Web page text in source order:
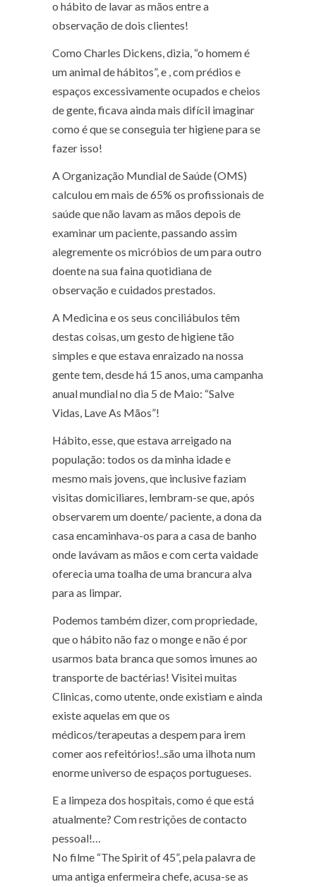
o hábito de lavar as mãos entre a
observação de dois clientes!
Como Charles Dickens, dizia, “o homem é
um animal de hábitos”, e , com prédios e
espaços excessivamente ocupados e cheios
de gente, ficava ainda mais difícil imaginar
como é que se conseguia ter higiene para se
fazer isso!
A Organização Mundial de Saúde (OMS)
calculou em mais de 65% os profissionais de
saúde que não lavam as mãos depois de
examinar um paciente, passando assim
alegremente os micróbios de um para outro
doente na sua faina quotidiana de
observação e cuidados prestados.
A Medicina e os seus conciliábulos têm
destas coisas, um gesto de higiene tão
simples e que estava enraizado na nossa
gente tem, desde há 15 anos, uma campanha
anual mundial no dia 5 de Maio: “Salve
Vidas, Lave As Mãos”!
Hábito, esse, que estava arreigado na
população: todos os da minha idade e
mesmo mais jovens, que inclusive faziam
visitas domiciliares, lembram-se que, após
observarem um doente/ paciente, a dona da
casa encaminhava-os para a casa de banho
onde lavávam as mãos e com certa vaidade
oferecia uma toalha de uma brancura alva
para as limpar.
Podemos também dizer, com propriedade,
que o hábito não faz o monge e não é por
usarmos bata branca que somos imunes ao
transporte de bactérias! Visitei muitas
Clinicas, como utente, onde existiam e ainda
existe aquelas em que os
médicos/terapeutas a despem para irem
comer aos refeitórios!..são uma ilhota num
enorme universo de espaços portugueses.
E a limpeza dos hospitais, como é que está
atualmente? Com restrições de contacto
pessoal!…
No filme “The Spirit of 45”, pela palavra de
uma antiga enfermeira chefe, acusa-se as